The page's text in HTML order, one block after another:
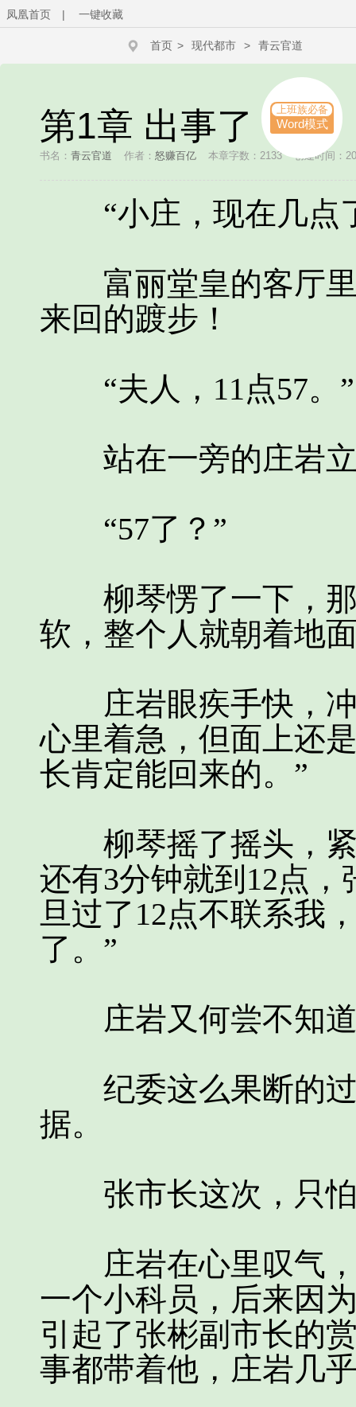
凤凰首页 | 一键收藏
首页 > 现代都市 > 青云官道
第1章 出事了 上班族必备
Word模式
书名： 青云官道 作者： 怒赚百亿 本章字数：2133 创建时间：
“小庄，现在几点
富丽堂皇的客厅里
来回的踱步！
“夫人，11点57。”
站在一旁的庄岩立
“57了？”
柳琴愣了一下，那
软，整个人就朝着地
庄岩眼疾手快，冲
心里着急，但面上还
长肯定能回来的。”
柳琴摇了摇头，紧
还有3分钟就到12点
旦过了12点不联系我
了。”
庄岩又何尝不知
纪委这么果断的过
据。
张市长这次，只怕
庄岩在心里叹气，
一个小科员，后来因
引起了张彬副市长的
事都带着他，庄岩几